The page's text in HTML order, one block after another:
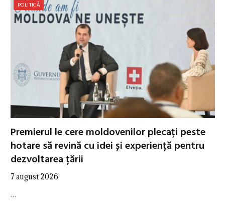
POLITICĂ
Premierul le cere moldovenilor plecați peste
hotare să revină cu idei și experiență pentru
dezvoltarea țării
7 august 2026
…